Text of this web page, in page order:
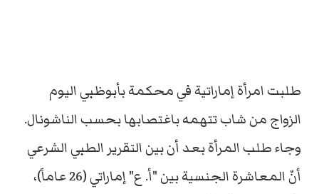
طلبت امرأة إماراتية في محكمة بأبوظبي اليوم
الزواج من شاب تتهمه باغتصابها بحسب الناشونال.
وجاء طلب المرأة بعد أن بين التقرير الطبي الشرعي
أنّ المعاشرة الجنسية بين "أ. ع" إماراتي (26 عاماً)،